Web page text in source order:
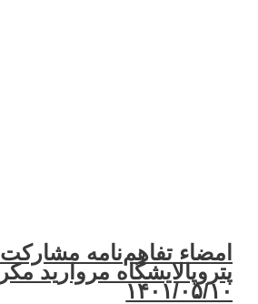
تفاهم‌نامه مشارکت احداث
مروارید مکران
۰۵/۱۰